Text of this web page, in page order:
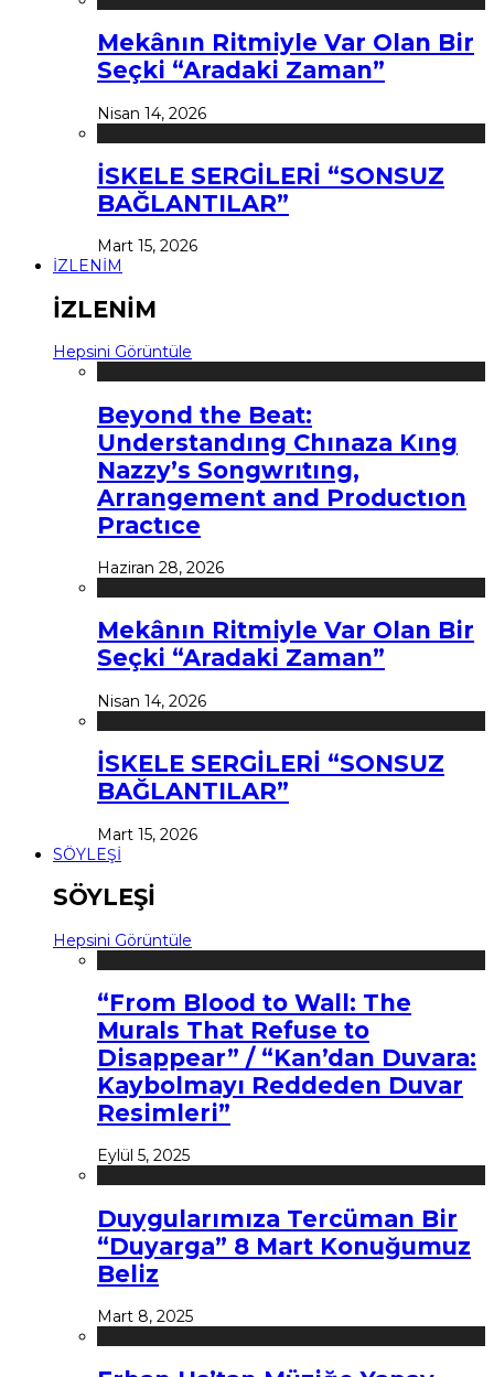
Mekânın Ritmiyle Var Olan Bir
Seçki “Aradaki Zaman”
Nisan 14, 2026
İSKELE SERGİLERİ “SONSUZ
BAĞLANTILAR”
Mart 15, 2026
İZLENİM
İZLENİM
Hepsini Görüntüle
Beyond the Beat:
Understandıng Chınaza Kıng
Nazzy’s Songwrıtıng,
Arrangement and Productıon
Practıce
Haziran 28, 2026
Mekânın Ritmiyle Var Olan Bir
Seçki “Aradaki Zaman”
Nisan 14, 2026
İSKELE SERGİLERİ “SONSUZ
BAĞLANTILAR”
Mart 15, 2026
SÖYLEŞİ
SÖYLEŞİ
Hepsini Görüntüle
“From Blood to Wall: The
Murals That Refuse to
Disappear” / “Kan’dan Duvara:
Kaybolmayı Reddeden Duvar
Resimleri”
Eylül 5, 2025
Duygularımıza Tercüman Bir
“Duyarga” 8 Mart Konuğumuz
Beliz
Mart 8, 2025